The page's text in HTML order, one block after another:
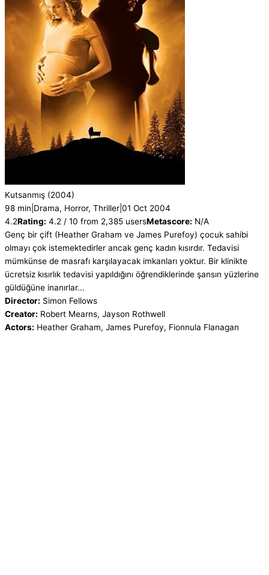
Kutsanmış (2004)
98 min Drama, Horror, Thriller 01 Oct 2004
4.2Rating: 4.2 / 10 from 2,385 usersMetascore: N/A
Genç bir çift (Heather Graham ve James Purefoy) çocuk sahibi
olmayı çok istemektedirler ancak genç kadın kısırdır. Tedavisi
mümkünse de masrafı karşılayacak imkanları yoktur. Bir klinikte
ücretsiz kısırlık tedavisi yapıldığını öğrendiklerinde şansın yüzlerine
güldüğüne inanırlar...
Director: Simon Fellows
Creator: Robert Mearns, Jayson Rothwell
Actors: Heather Graham, James Purefoy, Fionnula Flanagan